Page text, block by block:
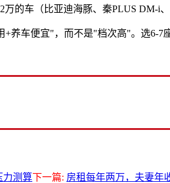
的车（比亚迪海豚、秦PLUS DM-i、
+养车便宜"，而不是"档次高"。选
力测算下一篇: 房租每年两万，夫妻年